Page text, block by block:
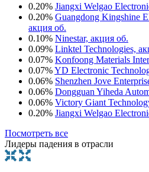
0.20% Jiangxi Welgao
0.20% Guangdong Kingshine
акция об.
0.10% Ninestar, акция об.
0.09% Linktel Technologies,
0.07% Konfoong Materials
0.07%YD Electronic
0.06% Shenzhen Jove
0.06% Dongguan Yiheda
0.06% Victory Giant
0.20% Jiangxi Welgao
Посмотреть все
Лидеры падения в отрасли